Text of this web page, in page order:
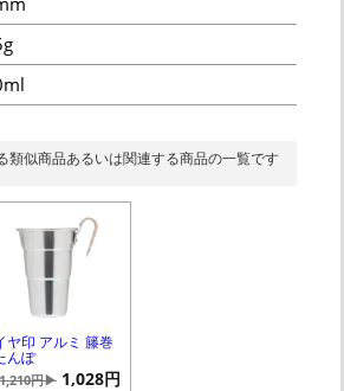
類似商品あるいは関連する商品の一覧です
ヤ印 アルミ 籐巻
んぽ
円▶ 1,028円